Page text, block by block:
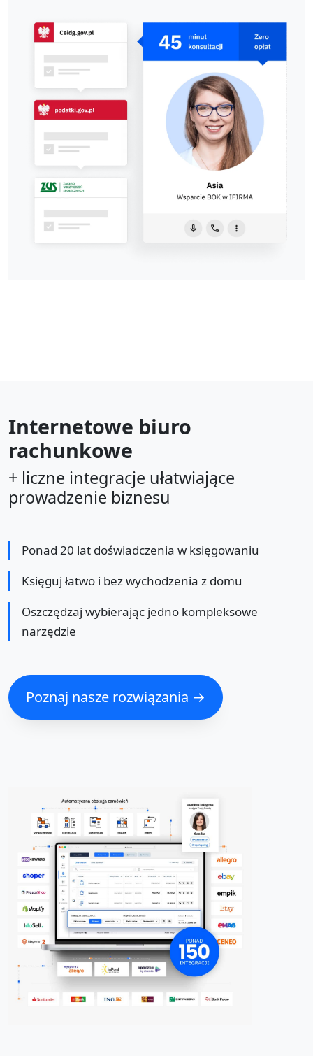
Internetowe biuro
rachunkowe
+ liczne integracje ułatwiające
prowadzenie biznesu
Ponad 20 lat doświadczenia w księgowaniu
Księguj łatwo i bez wychodzenia z domu
Oszczędzaj wybierając jedno kompleksowe
narzędzie
Poznaj nasze rozwiązania →